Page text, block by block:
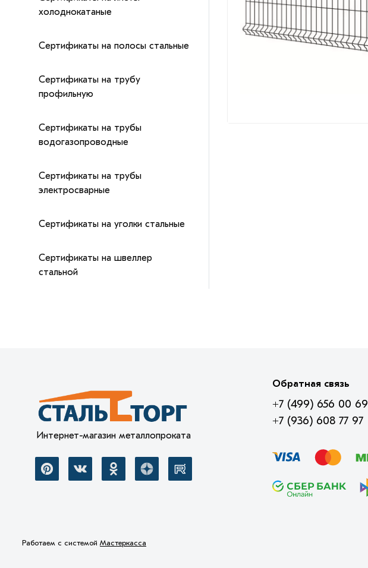
холоднокатаные
Сертификаты на полосы стальные
Сертификаты на трубу
профильную
Сертификаты на трубы
водогазопроводные
Сертификаты на трубы
электросварные
Сертификаты на уголки стальные
Сертификаты на швеллер
стальной
Интернет-магазин металлопроката
Обратная связь
+7 (499) 656 00 69
+7 (936) 608 77 97
Работаем с системой Мастеркасса